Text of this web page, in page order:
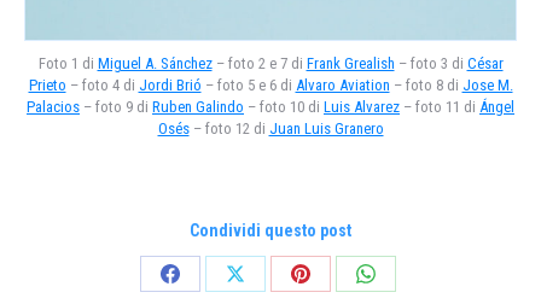
Foto 1 di Miguel A. Sánchez– foto 2 e 7 di Frank Grealish – foto 3 di César
Prieto – foto 4 di Jordi Brió – foto 5 e 6 di Alvaro Aviation – foto 8 di Jose M.
Palacios – foto 9 di Ruben Galindo – foto 10 di Luis Alvarez – foto 11 di Ángel
Osés– foto 12 di Juan Luis Granero
Condividi questo post
CondividiCondividiCondividiCondividi